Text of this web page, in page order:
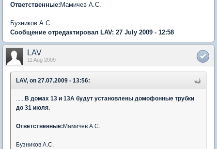
Ответственные: Мамичев А.С.
Бузников А.С.
Сообщение отредактировал LAV: 27 July 2009 - 12:58
LAV
11 Aug 2009
LAV, on 27.07.2009 - 13:56:
......В домах 13 и 13А будут установлены домофонные трубки
до 31 июля.
Ответственные: Мамичев А.С.
Бузников А.С.